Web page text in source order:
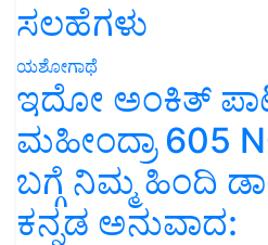
ಸಲಹೆಗಳು
ಯಶೋಗಾಥೆ
ಇದೋ ಅಂಕಿತ್
ಮಹೀಂದ್ರಾ 605
ಬಗ್ಗೆ ನಿಮ್ಮ ಹಿಂದಿ
ಕನ್ನಡ ಅನುವಾದ: